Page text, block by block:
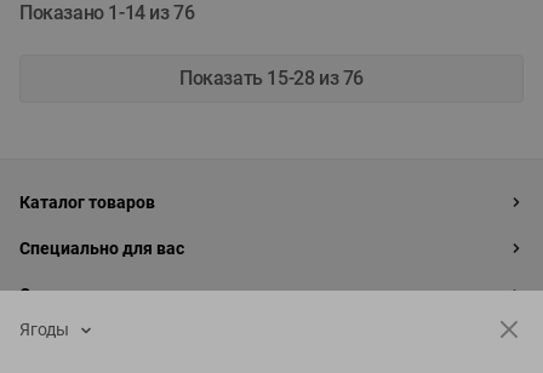
Показано 1-14 из 76
Показать 15-28 из 76
Каталог товаров
Специально для вас
О сервисе
Ягоды